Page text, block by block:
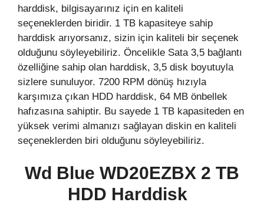
harddisk, bilgisayarınız için en kaliteli
seçeneklerden biridir. 1 TB kapasiteye sahip
harddisk arıyorsanız, sizin için kaliteli bir seçenek
olduğunu söyleyebiliriz. Öncelikle Sata 3,5 bağlantı
özelliğine sahip olan harddisk, 3,5 disk boyutuyla
sizlere sunuluyor. 7200 RPM dönüş hızıyla
karşımıza çıkan HDD harddisk, 64 MB önbellek
hafızasına sahiptir. Bu sayede 1 TB kapasiteden en
yüksek verimi almanızı sağlayan diskin en kaliteli
seçeneklerden biri olduğunu söyleyebiliriz.
Wd Blue WD20EZBX 2 TB
HDD Harddisk